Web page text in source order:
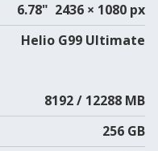
6.78" 2436 × 1080 px
Helio G99 Ultimate
8192 / 12288 MB
256 GB